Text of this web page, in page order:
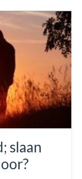
slaan